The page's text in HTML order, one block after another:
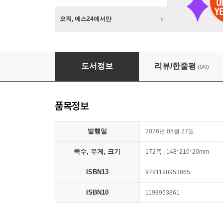
오직, 예스24에서만
참척의 슬픔
도서정보 리뷰/한줄평 (0/0)
품목정보
발행일 2026년 05월 27일
쪽수, 무게, 크기 172쪽 | 148*210*20mm
ISBN13 9791198953865
ISBN10 1198953861